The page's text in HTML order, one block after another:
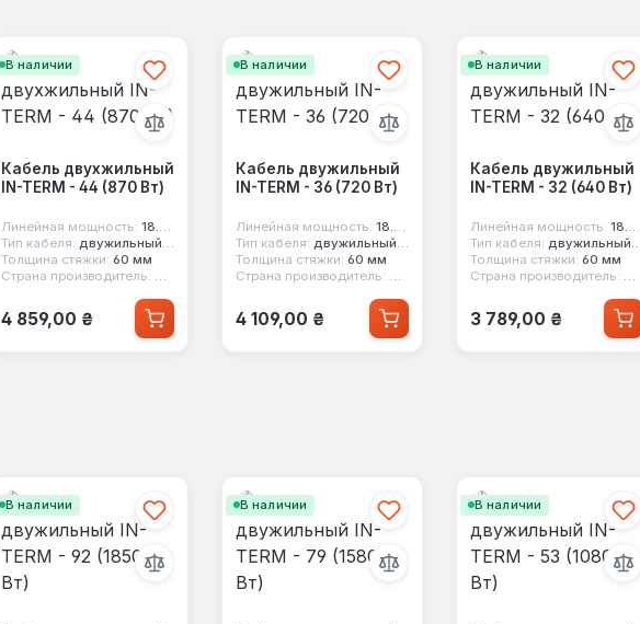
В наличии
Кабель двухжильный
IN-TERM - 44 (870 Вт)
Линейная мощность: 18.5 вт/м
Тип кабеля: двужильный экранированный
Толщина стяжки: 60 мм
Страна производитель: Чехия
Обычная цена:
4 859,00 ₴
В наличии
Кабель двужильный
IN-TERM - 36 (720 Вт)
Линейная мощность: 18.5 вт/м
Тип кабеля: двужильный экранированный
Толщина стяжки: 60 мм
Страна производитель: Чехия
Обычная цена:
4 109,00 ₴
В наличии
Кабель двужильный
IN-TERM - 32 (640 Вт)
Линейная мощность: 18.5 вт/м
Тип кабеля: двужильный экранированный
Толщина стяжки: 60 мм
Страна производитель:
Обычная цена:
3 789,00 ₴
В наличии В наличии В наличии